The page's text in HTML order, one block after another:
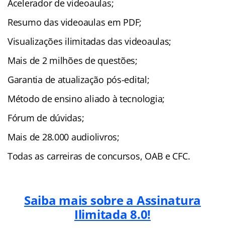
Acelerador de videoaulas;
Resumo das videoaulas em PDF;
Visualizações ilimitadas das videoaulas;
Mais de 2 milhões de questões;
Garantia de atualização pós-edital;
Método de ensino aliado à tecnologia;
Fórum de dúvidas;
Mais de 28.000 audiolivros;
Todas as carreiras de concursos, OAB e CFC.
Saiba mais sobre a Assinatura
Ilimitada 8.0!